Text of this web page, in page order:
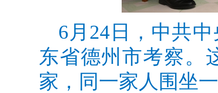
6月24日，中共
东省德州市考察。
家，同一家人围坐